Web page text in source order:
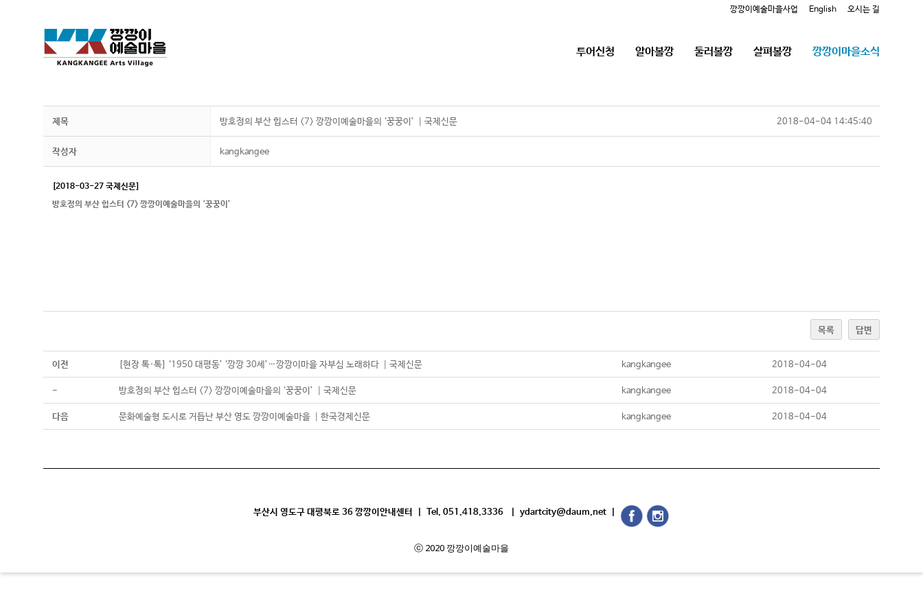
깡깡이예술마을사업 English 오시는 길
투어신청 알아볼깡 둘러볼깡 살펴볼깡 깡깡이마을소식
제목 방호정의 부산 힙스터 <7> 깡깡이예술마을의 ‘꿍꿍이’ ┃국제신문 2018-04-04 14:45:40
작성자 kangkangee
[2018-03-27 국제신문]
방호정의 부산 힙스터 <7> 깡깡이예술마을의 ‘꿍꿍이’
목록 답변
이전 [현장 톡·톡] ‘1950 대평동’ ‘깡깡 30세’…깡깡이마을 자부심 노래하다 ┃국제신문 kangkangee 2018-04-04
- 방호정의 부산 힙스터 <7> 깡깡이예술마을의 ‘꿍꿍이’ ┃국제신문 kangkangee 2018-04-04
다음 문화예술형 도시로 거듭난 부산 영도 깡깡이예술마을 ┃한국경제신문 kangkangee 2018-04-04
부산시 영도구 대평북로 36 깡깡이안내센터 | Tel. 051.418.3336 | ydartcity@daum.net |
ⓒ 2020 깡깡이예술마을